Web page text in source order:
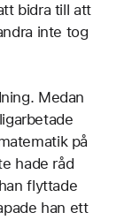
bidra till att
inte tog
Medan
på
hade råd
flyttade
han ett